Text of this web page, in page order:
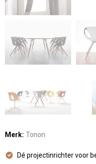
Merk: Tonon
Dé projectinrichter voor